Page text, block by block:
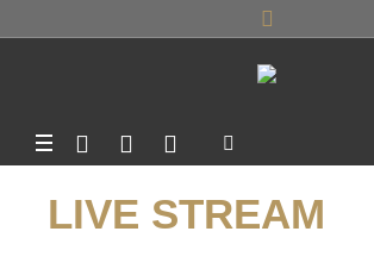
LIVE STREAM